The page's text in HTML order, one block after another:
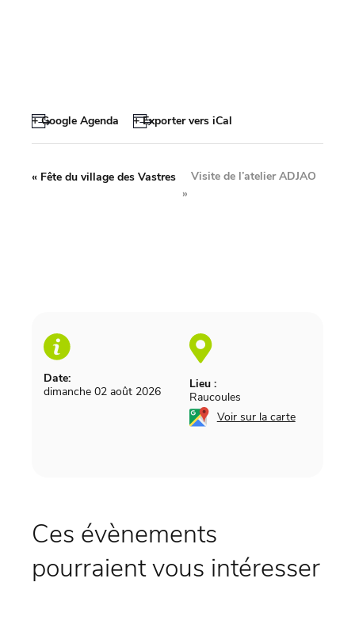
+ Google Agenda + Exporter vers iCal
Date:
dimanche 02 août 2026
Lieu :
Raucoules
Voir sur la carte
« Fête du village des Vastres
Visite de l’atelier ADJAO
»
Ces évènements
pourraient vous intéresser